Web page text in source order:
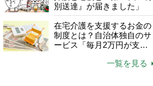
別送達』が届きました」
在宅介護を支援するお金の
制度とは？自治体独自のサ
ービス「毎月2万円が支給
一覧を見る